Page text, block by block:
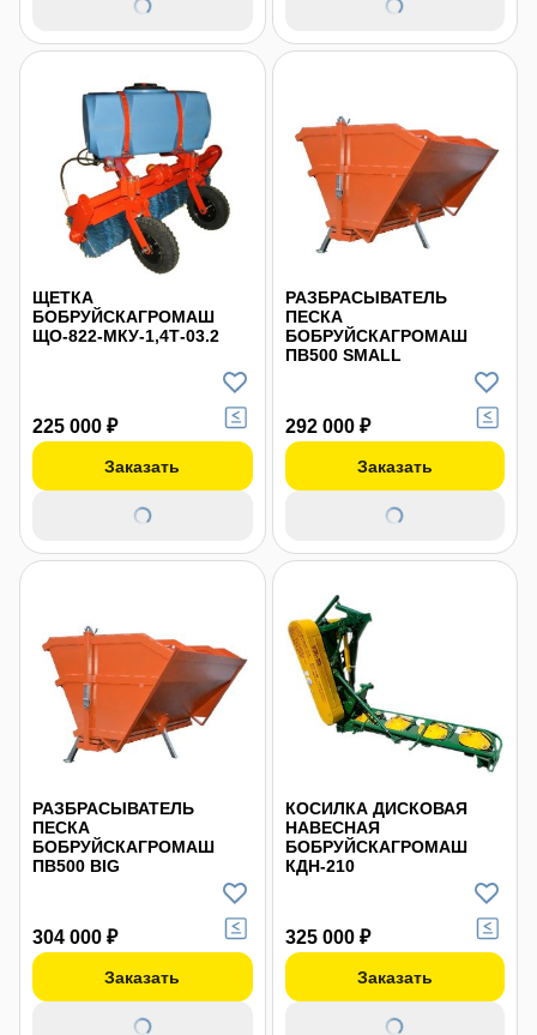
ЩЕТКА
БОБРУЙСКАГРОМАШ
ЩО-822-МКУ-1,4Т-03.2
225 000 ₽
Заказать
РАЗБРАСЫВАТЕЛЬ
ПЕСКА
БОБРУЙСКАГРОМАШ
ПВ500 SMALL
292 000 ₽
Заказать
РАЗБРАСЫВАТЕЛЬ
ПЕСКА
БОБРУЙСКАГРОМАШ
ПВ500 BIG
304 000 ₽
Заказать
КОСИЛКА ДИСКОВАЯ
НАВЕСНАЯ
БОБРУЙСКАГРОМАШ
КДН-210
325 000 ₽
Заказать